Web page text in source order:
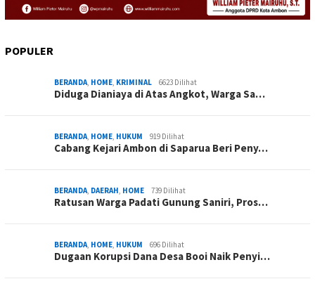
POPULER
BERANDA HOME KRIMINAL 6623 Dilihat
Diduga Dianiaya di Atas Angkot, Warga Sa…
BERANDA HOME HUKUM 919 Dilihat
Cabang Kejari Ambon di Saparua Beri Peny…
BERANDA DAERAH HOME 739 Dilihat
Ratusan Warga Padati Gunung Saniri, Pros…
BERANDA HOME HUKUM 696 Dilihat
Dugaan Korupsi Dana Desa Booi Naik Penyi…